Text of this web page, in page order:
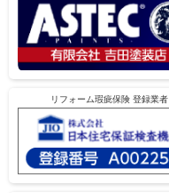
リフォーム瑕疵保険 登録業者